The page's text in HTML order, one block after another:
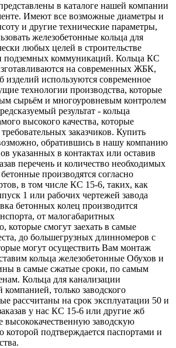
в каталоге нашей компании
Имеют все возможные диаметры и
и другие технические параметры,
железобетонные кольца для
любых целей в строительстве
подземных коммуникаций. Кольца КС
на современных ЖБК,
изделий используются современное
технологии производства, которые
сырьём и многоуровневым контролем
результат - кольца
высокого качества, которые
заказчиков. Купить
обратившись в нашу компанию
указанных в контактах или оставив
перечень и количество необходимых
производятся согласно
в том числе КС 15-6, таких, как
1 или рабочих чертежей завода
бетонных колец производится
от малогабаритных
которые смогут заехать в самые
до большегрузных длинномеров с
могут осуществить Вам монтаж
кольца железобетонные Обухов и
в самые сжатые сроки, по самым
Кольца для канализации
только заводского
рассчитаны на срок эксплуатации 50 и
у нас КС 15-6 или другие жб
высококачественную заводскую
которой подтверждается паспортами и